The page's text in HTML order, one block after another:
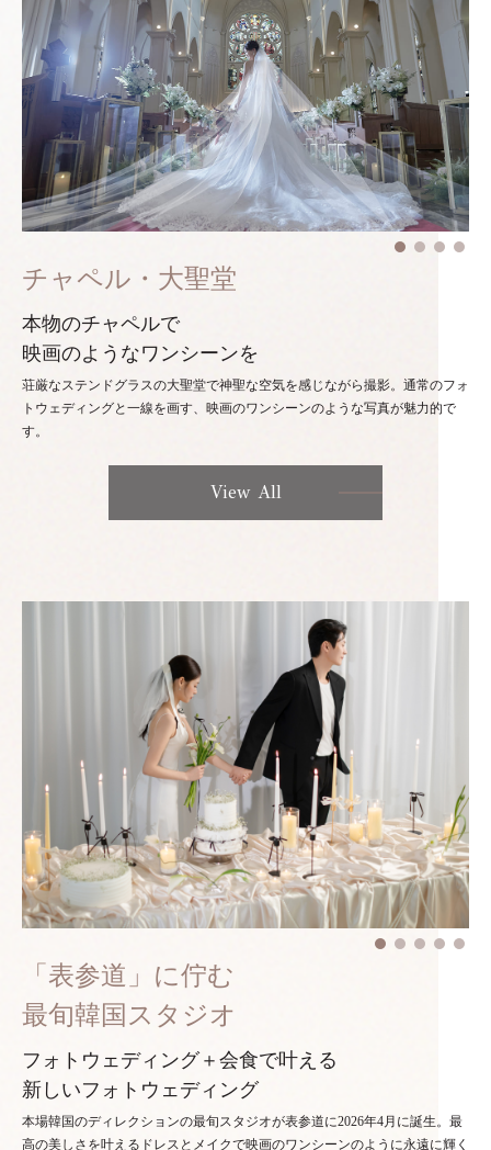
チャペル・大聖堂
本物のチャペルで
映画のようなワンシーンを
荘厳なステンドグラスの大聖堂で神聖な空気を感じながら撮影。通常のフォ
トウェディングと一線を画す、映画のワンシーンのような写真が魅力的で
す。
View All
「表参道」に佇む
最旬韓国スタジオ
フォトウェディング＋会食で叶える
新しいフォトウェディング
本場韓国のディレクションの最旬スタジオが表参道に2026年4月に誕生。最
高の美しさを叶えるドレスとメイクで映画のワンシーンのように永遠に輝く